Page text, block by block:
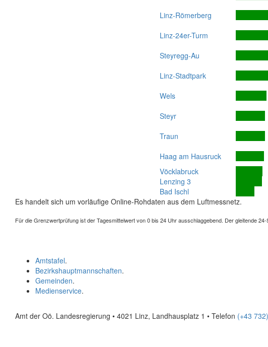
Linz-Römerberg
Linz-24er-Turm
Steyregg-Au
Linz-Stadtpark
Wels
Steyr
Traun
Haag am Hausruck
Vöcklabruck
Lenzing 3
Bad Ischl
Es handelt sich um vorläufige Online-Rohdaten aus dem Luftmessnetz.
Für die Grenzwertprüfung ist der Tagesmittelwert von 0 bis 24 Uhr ausschlaggebend. Der gleitende
Amtstafel.
Bezirkshauptmannschaften.
Gemeinden.
Medienservice.
Amt der Oö. Landesregierung • 4021 Linz, Landhausplatz 1 • Telefon (+43